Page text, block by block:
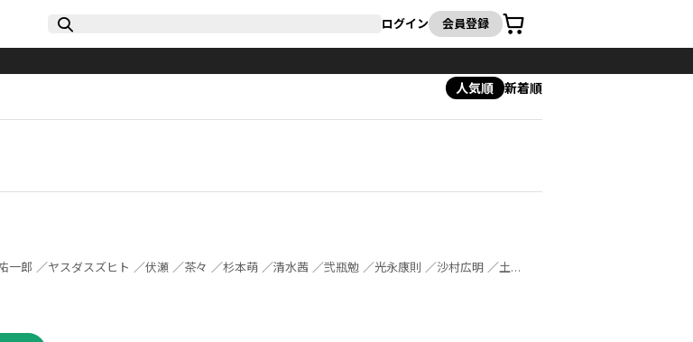
ログイン 会員登録
カート
人気順 新着順